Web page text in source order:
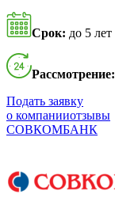
Срок: до 5 лет
Рассмотрение:
Подать заявку
о компанииотзывы
СОВКОМБАНК